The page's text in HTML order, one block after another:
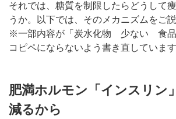
それでは、糖質を制限したらどうして
うか。以下では、そのメカニズムをご説
※一部内容が「炭水化物 少ない 食品
コピペにならないよう書き直しています
肥満ホルモン「インスリン
減るから